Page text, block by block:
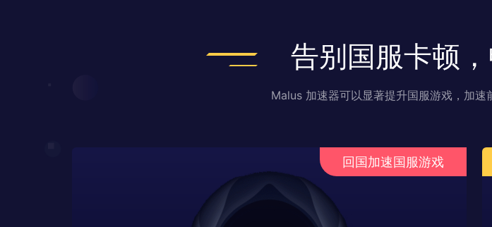
告别国服卡顿
Malus 加速器可以显著提升国服游戏，加
回国加速国服游戏